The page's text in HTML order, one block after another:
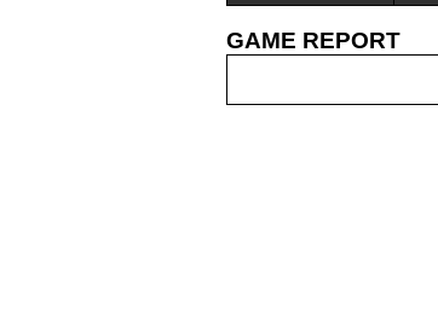
GAME REPORT